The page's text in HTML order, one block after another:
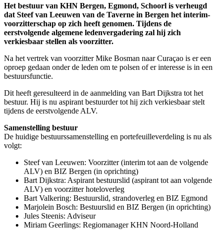
Het bestuur van KHN Bergen, Egmond, Schoorl is verheugd
dat Steef van Leeuwen van de Taverne in Bergen het interim-
voorzitterschap op zich heeft genomen. Tijdens de
eerstvolgende algemene ledenvergadering zal hij zich
verkiesbaar stellen als voorzitter.
Na het vertrek van voorzitter Mike Bosman naar Curaçao is er een
oproep gedaan onder de leden om te polsen of er interesse is in een
bestuursfunctie.
Dit heeft geresulteerd in de aanmelding van Bart Dijkstra tot het
bestuur. Hij is nu aspirant bestuurder tot hij zich verkiesbaar stelt
tijdens de eerstvolgende ALV.
Samenstelling bestuur
De huidige bestuurssamenstelling en portefeuilleverdeling is nu als
volgt:
Steef van Leeuwen: Voorzitter (interim tot aan de volgende
ALV) en BIZ Bergen (in oprichting)
Bart Dijkstra: Aspirant bestuurslid (aspirant tot aan volgende
ALV) en voorzitter hoteloverleg
Bart Valkering: Bestuurslid, strandoverleg en BIZ Egmond
Marjolein Bosch: Bestuurslid en BIZ Bergen (in oprichting)
Jules Steenis: Adviseur
Miriam Geerlings: Regiomanager KHN Noord-Holland